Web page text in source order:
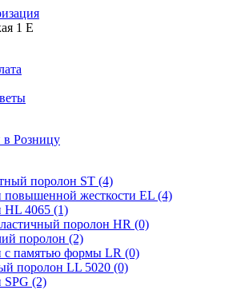
1 E
поролон ST (4)
повышенной жесткости EL (4)
HL 4065 (1)
поролон HR (0)
поролон (2)
с памятью формы LR (0)
поролон LL 5020 (0)
(2)